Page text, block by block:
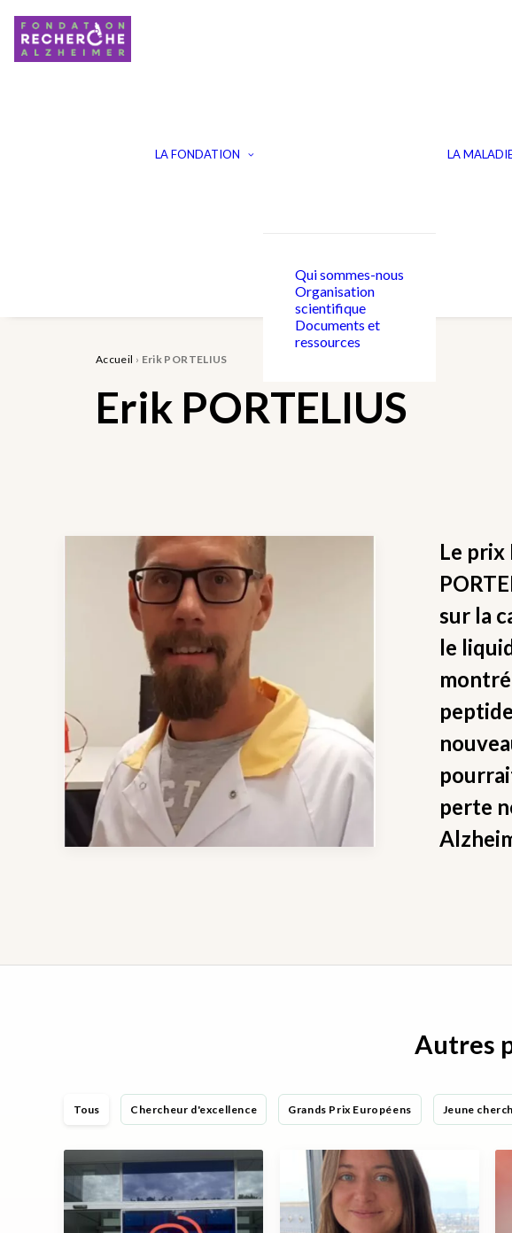
LA FONDATION
Qui sommes-nous
Organisation
scientifique
Documents et
ressources
LA
Accueil › Erik PORTELIUS
Erik PORTELIUS
Le prix
sur la
le
perte
Autres
Tous Chercheur d'excellence Grands Prix Européens Jeune